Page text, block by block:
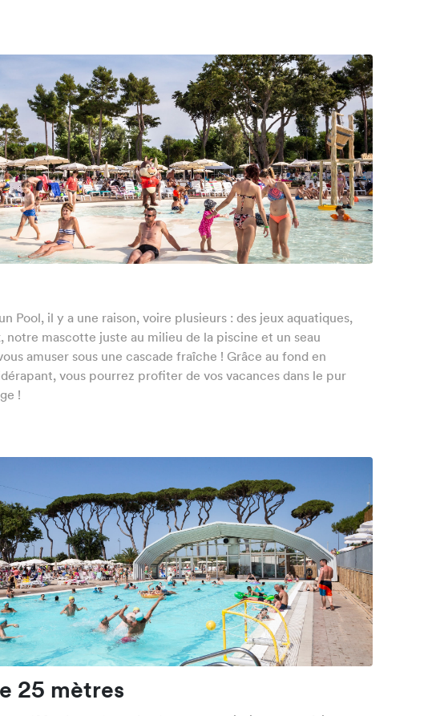
Pool, il y a une raison, voire plusieurs : des jeux aquatiques,
notre mascotte juste au milieu de la piscine et un seau
amuser sous une cascade fraîche ! Grâce au fond en
vous pourrez profiter de vos vacances dans le pur
!
25 mètres